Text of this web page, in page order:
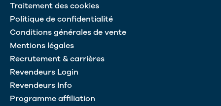
Traitement des cookies
Politique de confidentialité
Conditions générales de vente
Mentions légales
Recrutement & carrières
Revendeurs Login
Revendeurs Info
Programme affiliation